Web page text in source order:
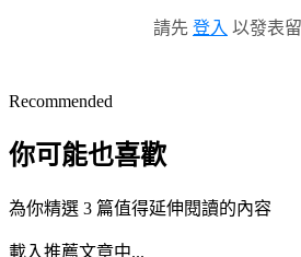
請先 登入 以發表
Recommended
你可能也喜歡
為你精選 3 篇值得延伸閱讀的內容
載入推薦文章中...